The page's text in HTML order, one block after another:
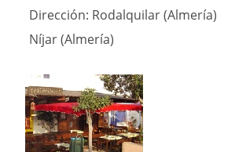
Dirección: Rodalquilar (Almería)
Níjar (Almería)